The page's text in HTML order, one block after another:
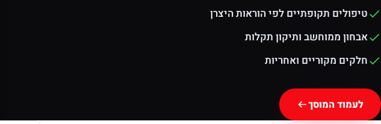
טיפולים תקופתיים לפי הוראות היצרן
אבחון ממוחשב ותיקון תקלות
חלקים מקוריים ואחריות
לעמוד המוסך